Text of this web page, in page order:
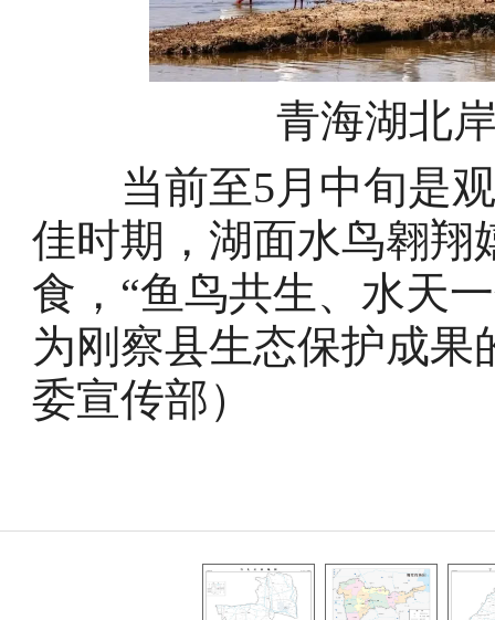
青海湖北
当前至5月中旬是观
佳时期，湖面水鸟翱翔
食，“鱼鸟共生、水天
为刚察县生态保护成
委宣传部）